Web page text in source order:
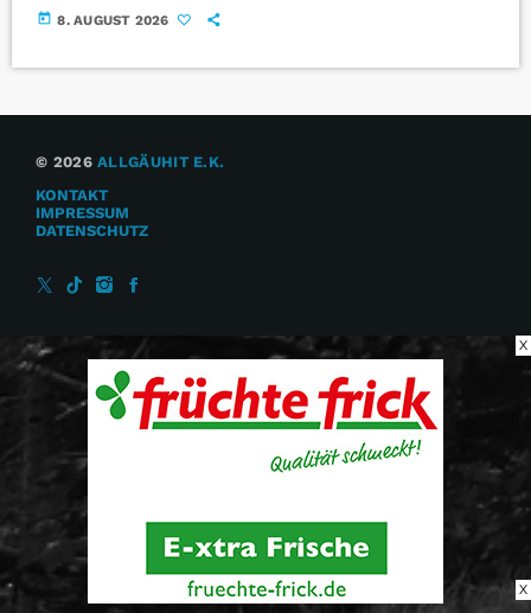
today 8. AUGUST 2026
© 2026ALLGÄUHIT E.K.
KONTAKT
IMPRESSUM
DATENSCHUTZ
X
X